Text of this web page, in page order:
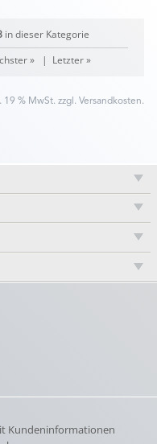
in dieser Kategorie
»| Letzter »
19 % MwSt. zzgl. Versandkosten.
Kundeninformationen